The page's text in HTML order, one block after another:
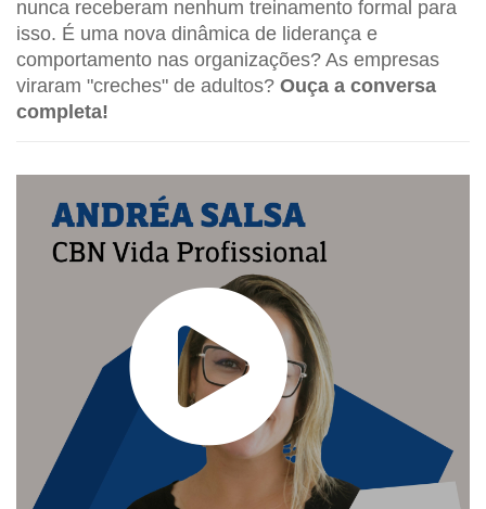
nunca receberam nenhum treinamento formal para
isso. É uma nova dinâmica de liderança e
comportamento nas organizações? As empresas
viraram "creches" de adultos? Ouça a conversa
completa!